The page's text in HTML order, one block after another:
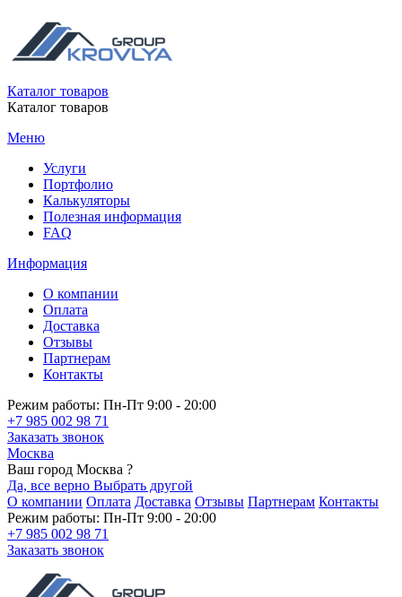
Каталог товаров
Каталог товаров
Меню
Услуги
Портфолио
Калькуляторы
Полезная информация
FAQ
Информация
О компании
Оплата
Доставка
Отзывы
Партнерам
Контакты
Режим работы: Пн-Пт 9:00 - 20:00
+7 985 002 98 71
Заказать звонок
Москва
Ваш город Москва ?
Да, все верно Выбрать другой
О компании Оплата Доставка Отзывы Партнерам Контакты
Режим работы: Пн-Пт 9:00 - 20:00
+7 985 002 98 71
Заказать звонок